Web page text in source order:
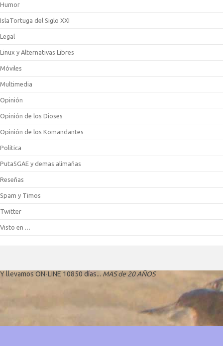
Humor
IslaTortuga del Siglo XXI
Legal
Linux y Alternativas Libres
Móviles
Multimedia
Opinión
Opinión de los Dioses
Opinión de los Komandantes
Politica
PutaSGAE y demas alimañas
Reseñas
Spam y Timos
Twitter
Visto en …
Y llevamos ON-LINE 10850 días... MAS de 20 AÑOS